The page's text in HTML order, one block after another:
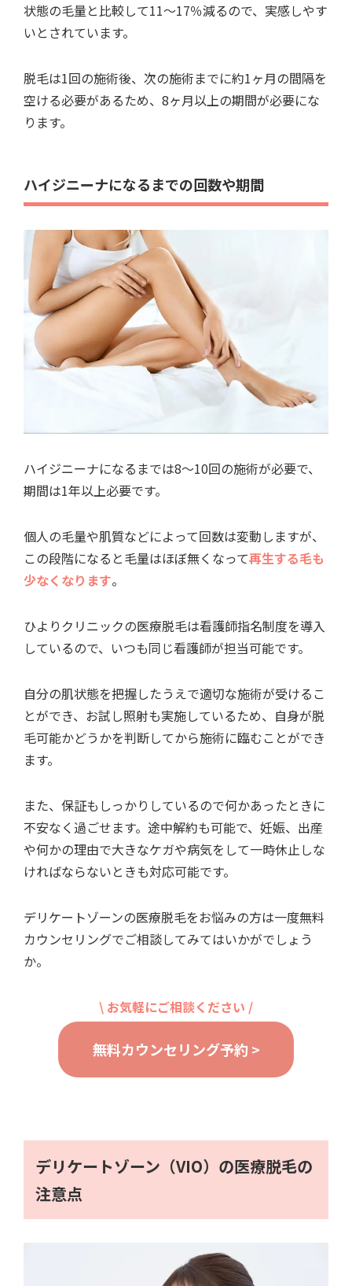
状態の毛量と比較して11～17％減るので、実感しやす
いとされています。
脱毛は1回の施術後、次の施術までに約1ヶ月の間隔を
空ける必要があるため、8ヶ月以上の期間が必要にな
ります。
ハイジニーナになるまでの回数や期間
ハイジニーナになるまでは8～10回の施術が必要で、
期間は1年以上必要です。
個人の毛量や肌質などによって回数は変動しますが、
この段階になると毛量はほぼ無くなって再生する毛も
少なくなります。
ひよりクリニックの医療脱毛は看護師指名制度を導入
しているので、いつも同じ看護師が担当可能です。
自分の肌状態を把握したうえで適切な施術が受けるこ
とができ、お試し照射も実施しているため、自身が脱
毛可能かどうかを判断してから施術に臨むことができ
ます。
また、保証もしっかりしているので何かあったときに
不安なく過ごせます。途中解約も可能で、妊娠、出産
や何かの理由で大きなケガや病気をして一時休止しな
ければならないときも対応可能です。
デリケートゾーンの医療脱毛をお悩みの方は一度無料
カウンセリングでご相談してみてはいかがでしょう
か。
\ お気軽にご相談ください /
無料カウンセリング予約 >
デリケートゾーン（VIO）の医療脱毛の
注意点